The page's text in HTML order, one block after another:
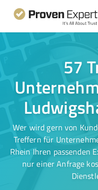
57
Wer wird gern von
Treffern für
Rhein Ihren passenden
nur einer Anfrage